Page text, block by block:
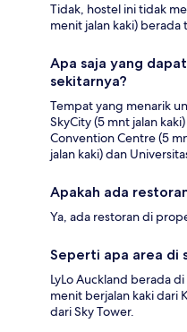
Tidak, hostel ini tidak
menit jalan kaki) berada
Apa saja yang
sekitarnya?
Tempat yang menarik
SkyCity (5 mnt jalan
Convention Centre (5
jalan kaki) dan
Apakah ada
Ya, ada restoran di
Seperti apa area di
LyLo Auckland berada
menit berjalan kaki dari
dari Sky Tower.